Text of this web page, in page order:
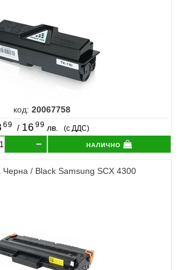
код: 20067758
69 / 16 99 лв. (с ДДС)
налично
Черна / Black Samsung SCX 4300